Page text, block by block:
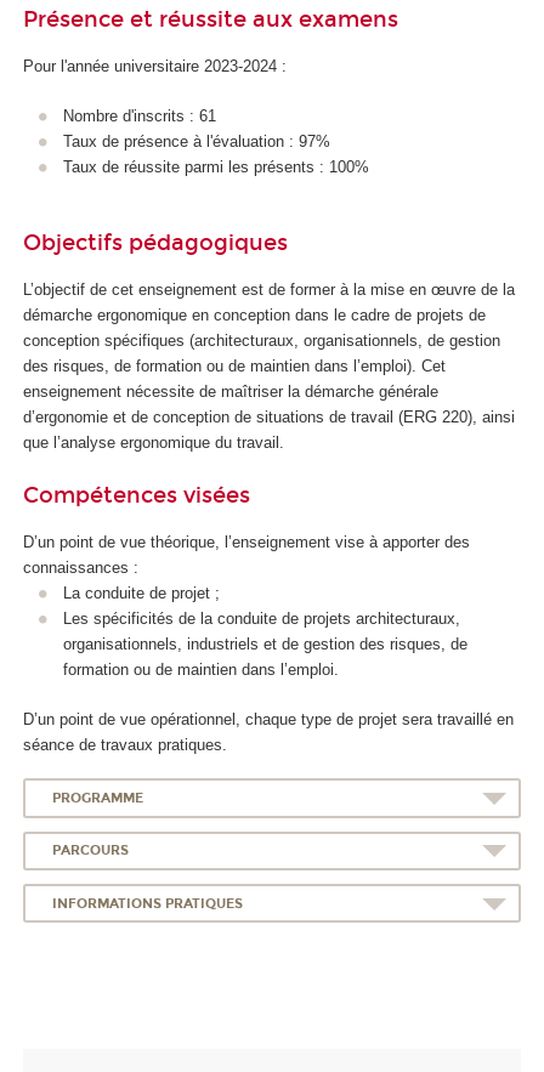
Présence et réussite aux examens
Pour l'année universitaire 2023-2024 :
Nombre d'inscrits : 61
Taux de présence à l'évaluation : 97%
Taux de réussite parmi les présents : 100%
Objectifs pédagogiques
L’objectif de cet enseignement est de former à la mise en œuvre de la
démarche ergonomique en conception dans le cadre de projets de
conception spécifiques (architecturaux, organisationnels, de gestion
des risques, de formation ou de maintien dans l’emploi). Cet
enseignement nécessite de maîtriser la démarche générale
d’ergonomie et de conception de situations de travail (ERG 220), ainsi
que l’analyse ergonomique du travail.
Compétences visées
D’un point de vue théorique, l’enseignement vise à apporter des
connaissances :
La conduite de projet ;
Les spécificités de la conduite de projets architecturaux,
organisationnels, industriels et de gestion des risques, de
formation ou de maintien dans l’emploi.
D’un point de vue opérationnel, chaque type de projet sera travaillé en
séance de travaux pratiques.
PROGRAMME
PARCOURS
INFORMATIONS PRATIQUES